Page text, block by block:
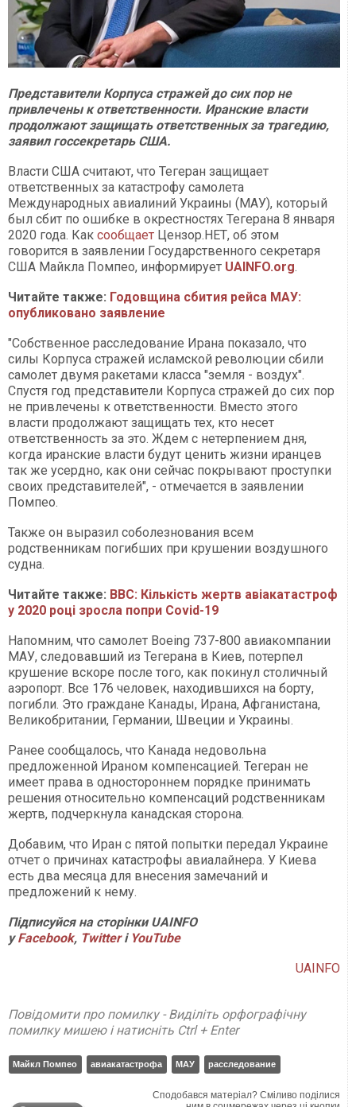
Представители Корпуса стражей до сих пор не
привлечены к ответственности. Иранские власти
продолжают защищать ответственных за трагедию,
заявил госсекретарь США.
Власти США считают, что Тегеран защищает
ответственных за катастрофу самолета
Международных авиалиний Украины (МАУ), который
был сбит по ошибке в окрестностях Тегерана 8 января
2020 года. Как сообщает Цензор.НЕТ, об этом
говорится в заявлении Государственного секретаря
США Майкла Помпео, информирует UAINFO.org.
Читайте также: Годовщина сбития рейса МАУ:
опубликовано заявление
"Собственное расследование Ирана показало, что
силы Корпуса стражей исламской революции сбили
самолет двумя ракетами класса "земля - воздух".
Спустя год представители Корпуса стражей до сих пор
не привлечены к ответственности. Вместо этого
власти продолжают защищать тех, кто несет
ответственность за это. Ждем с нетерпением дня,
когда иранские власти будут ценить жизни иранцев
так же усердно, как они сейчас покрывают проступки
своих представителей", - отмечается в заявлении
Помпео.
Также он выразил соболезнования всем
родственникам погибших при крушении воздушного
судна.
Читайте также: ВВС: Кількість жертв авіакатастроф
у 2020 році зросла попри Covid-19
Напомним, что самолет Boeing 737-800 авиакомпании
МАУ, следовавший из Тегерана в Киев, потерпел
крушение вскоре после того, как покинул столичный
аэропорт. Все 176 человек, находившихся на борту,
погибли. Это граждане Канады, Ирана, Афганистана,
Великобритании, Германии, Швеции и Украины.
Ранее сообщалось, что Канада недовольна
предложенной Ираном компенсацией. Тегеран не
имеет права в одностороннем порядке принимать
решения относительно компенсаций родственникам
жертв, подчеркнула канадская сторона.
Добавим, что Иран с пятой попытки передал Украине
отчет о причинах катастрофы авиалайнера. У Киева
есть два месяца для внесения замечаний и
предложений к нему.
Підписуйся на сторінки UAINFO
уFacebook, Twitterі YouTube
UAINFO
Повідомити про помилку - Виділіть орфографічну
помилку мишею і натисніть Ctrl + Enter
Майкл Помпео авиакатастрофа МАУ расследование
Сподобався матеріал? Сміливо поділися